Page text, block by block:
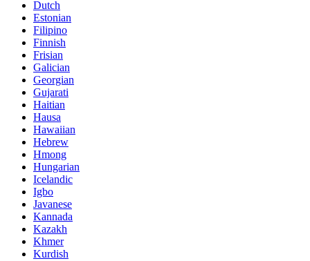
Dutch
Estonian
Filipino
Finnish
Frisian
Galician
Georgian
Gujarati
Haitian
Hausa
Hawaiian
Hebrew
Hmong
Hungarian
Icelandic
Igbo
Javanese
Kannada
Kazakh
Khmer
Kurdish